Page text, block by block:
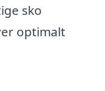
sko
optimalt